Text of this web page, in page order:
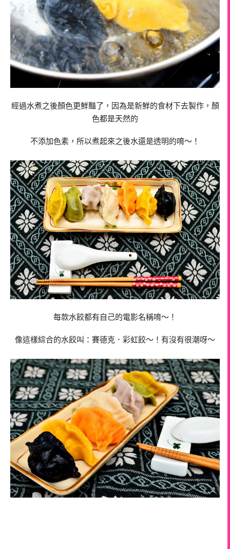
經過水煮之後顏色更鮮豔了，因為是新鮮的食材下去製作，顏
色都是天然的
不添加色素，所以煮起來之後水還是透明的唷～！
每款水餃都有自己的電影名稱唷～！
像這樣綜合的水餃叫：賽德克．彩虹餃～！有沒有很潮呀～